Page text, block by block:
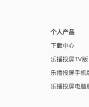
个人产品
下载中心
乐播投屏TV版
乐播投屏手机
乐播投屏电脑